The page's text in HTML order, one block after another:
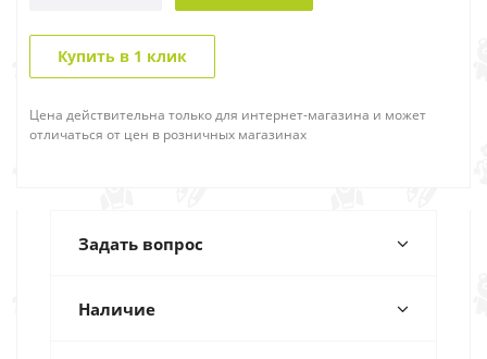
Купить в 1 клик
Цена действительна только для интернет-магазина и может
отличаться от цен в розничных магазинах
Задать вопрос
Наличие